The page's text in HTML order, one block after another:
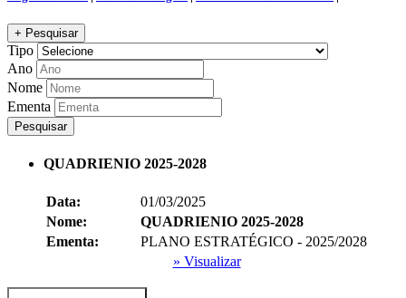
+ Pesquisar
Tipo
Ano
Nome
Ementa
Pesquisar
QUADRIENIO 2025-2028
Data:
01/03/2025
Nome:
QUADRIENIO 2025-2028
Ementa:
PLANO ESTRATÉGICO - 2025/2028
» Visualizar